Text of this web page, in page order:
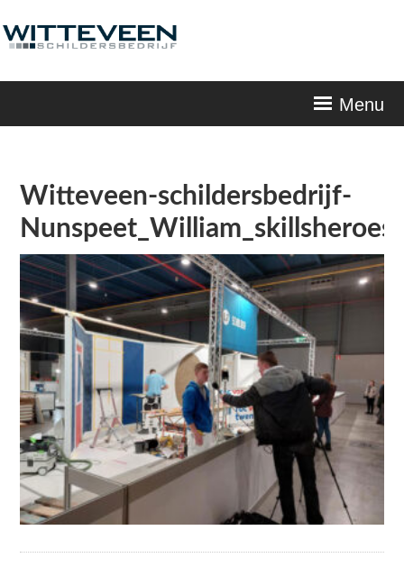
Menu
Witteveen-schildersbedrijf-
Nunspeet_William_skillsheroes